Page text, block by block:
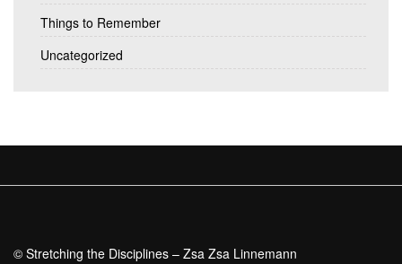
Things to Remember
Uncategorized
© Stretching the Disciplines – Zsa Zsa Linnemann